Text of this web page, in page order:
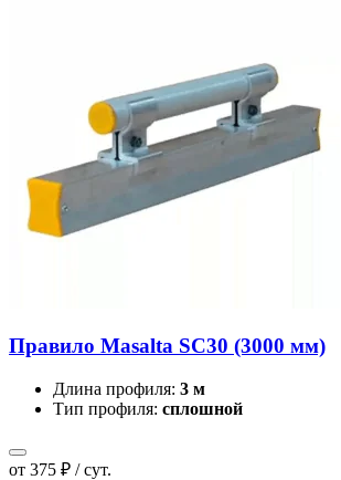
Правило Masalta SC30 (3000 мм)
Длина профиля: 3 м
Тип профиля: сплошной
от 375 ₽ / сут.